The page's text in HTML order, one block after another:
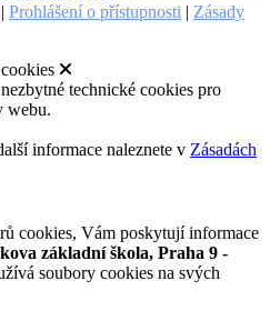
Prohlášení o přístupnosti | Zásady
technické cookies pro
webu.
informace naleznete v Zásadách
cookies, Vám poskytují informace
základní škola, Praha 9 -
soubory cookies na svých